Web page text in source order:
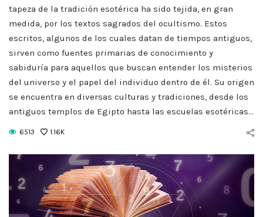
tapeza de la tradición esotérica ha sido tejida, en gran
medida, por los textos sagrados del ocultismo. Estos
escritos, algunos de los cuales datan de tiempos antiguos,
sirven como fuentes primarias de conocimiento y
sabiduría para aquellos que buscan entender los misterios
del universo y el papel del individuo dentro de él. Su origen
se encuentra en diversas culturas y tradiciones, desde los
antiguos templos de Egipto hasta las escuelas esotéricas…
6513 1.16K